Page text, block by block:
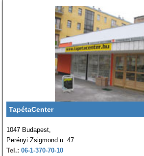
TapétaCenter
1047 Budapest,
Perényi Zsigmond u. 47.
Tel.: 06-1-370-70-10